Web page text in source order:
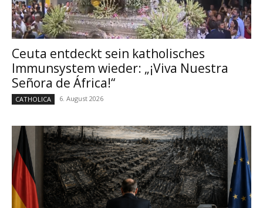
Ceuta entdeckt sein katholisches
Immunsystem wieder: „¡Viva Nuestra
Señora de África!“
CATHOLICA 6. August 2026